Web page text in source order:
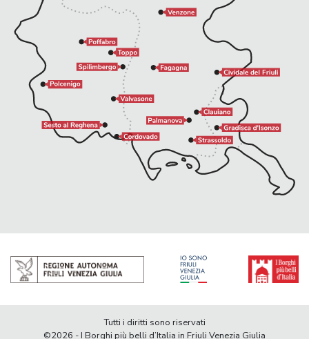
Tutti i diritti sono riservati
©2026 - I Borghi più belli d’Italia in Friuli Venezia Giulia